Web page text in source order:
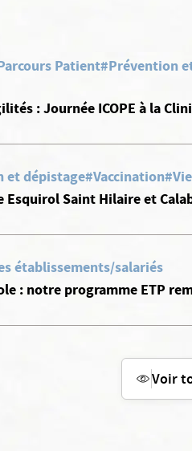
Patient#Prévention
: Journée ICOPE à la
et dépistage#Vaccination
Esquirol Saint Hilaire et
établissements/salariés
: notre programme ETP
Voir